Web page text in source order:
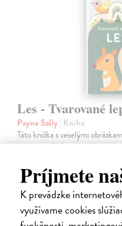
Príjmete
K prevádzke
využívame cookies
Les - Tvarované
Payne Sally| Kniha
Táto knižka s veselými
zaujme malé deti a zoznámi ich
7,66 €
7,90 €